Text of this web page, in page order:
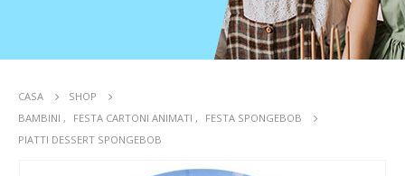
CASA
SHOP
BAMBINI , FESTA CARTONI ANIMATI ,
FESTA SPONGEBOB
PIATTI DESSERT SPONGEBOB